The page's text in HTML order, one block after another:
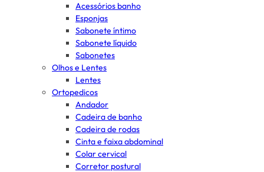
Acessórios banho
Esponjas
Sabonete íntimo
Sabonete líquido
Sabonetes
Olhos e Lentes
Lentes
Ortopedicos
Andador
Cadeira de banho
Cadeira de rodas
Cinta e faixa abdominal
Colar cervical
Corretor postural